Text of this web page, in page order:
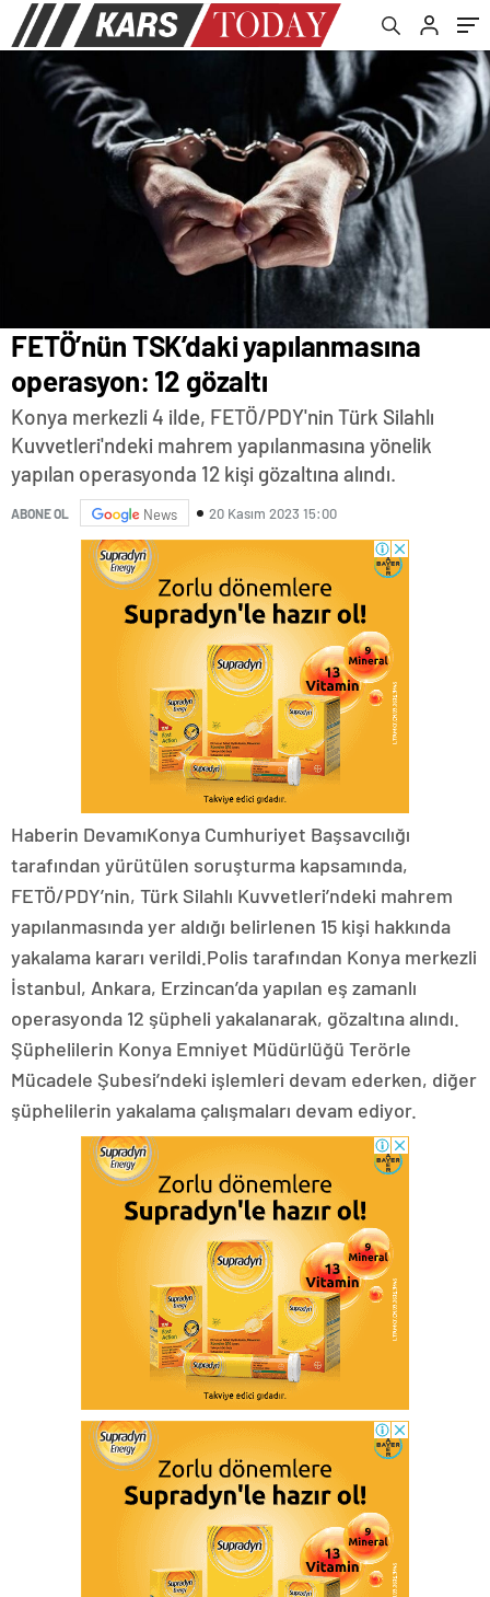
FETÖ’nün TSK’daki yapılanmasına
operasyon: 12 gözaltı
Konya merkezli 4 ilde, FETÖ/PDY'nin Türk Silahlı
Kuvvetleri'ndeki mahrem yapılanmasına yönelik
yapılan operasyonda 12 kişi gözaltına alındı.
ABONE OL News 20 Kasım 2023 15:00
Haberin DevamıKonya Cumhuriyet Başsavcılığı
tarafından yürütülen soruşturma kapsamında,
FETÖ/PDY’nin, Türk Silahlı Kuvvetleri’ndeki mahrem
yapılanmasında yer aldığı belirlenen 15 kişi hakkında
yakalama kararı verildi.Polis tarafından Konya merkezli
İstanbul, Ankara, Erzincan’da yapılan eş zamanlı
operasyonda 12 şüpheli yakalanarak, gözaltına alındı.
Şüphelilerin Konya Emniyet Müdürlüğü Terörle
Mücadele Şubesi’ndeki işlemleri devam ederken, diğer
şüphelilerin yakalama çalışmaları devam ediyor.